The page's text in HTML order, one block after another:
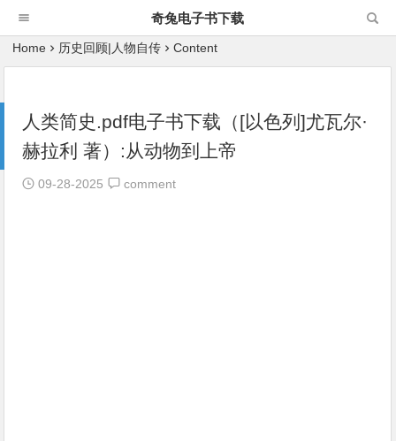
奇兔电子书下载
Home 历史回顾|人物自传 Content
人类简史.pdf电子书下载（[以色列]尤瓦尔·
赫拉利 著）:从动物到上帝
09-28-2025 comment